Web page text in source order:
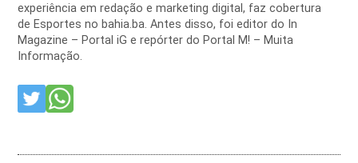
experiência em redação e marketing digital, faz cobertura
de Esportes no bahia.ba. Antes disso, foi editor do In
Magazine – Portal iG e repórter do Portal M! – Muita
Informação.